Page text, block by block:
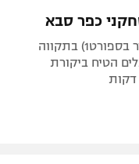
הפועל חולון
הפועל ירושלים
כפר סבא
כפ"ס תארח הערב את הפועל חיפה (ראשון, 19:45, ישיר בספורט1) בתקווה
הטיח ביקורת
דקות